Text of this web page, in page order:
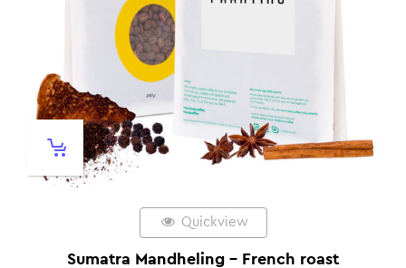
Quickview
Sumatra Mandheling – French roast